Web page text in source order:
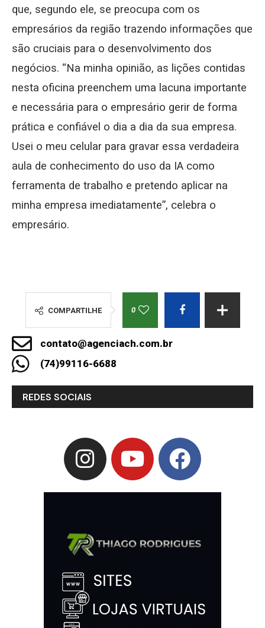
que, segundo ele, se preocupa com os
empresários da região trazendo informações que
são cruciais para o desenvolvimento dos
negócios. “Na minha opinião, as lições contidas
nesta oficina preenchem uma lacuna importante
e necessária para o empresário gerir de forma
prática e confiável o dia a dia da sua empresa.
Usei o meu celular para gravar essa verdadeira
aula de conhecimento do uso da IA como
ferramenta de trabalho e pretendo aplicar na
minha empresa imediatamente”, celebra o
empresário.
COMPARTILHE 0
contato@agenciach.com.br
(74)99116-6688
REDES SOCIAIS